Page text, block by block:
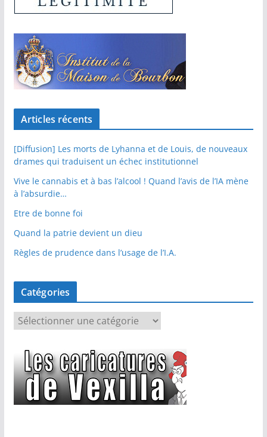
Articles récents
[Diffusion] Les morts de Lyhanna et de Louis, de nouveaux
drames qui traduisent un échec institutionnel
Vive le cannabis et à bas l’alcool ! Quand l’avis de l’IA mène
à l’absurdie…
Etre de bonne foi
Quand la patrie devient un dieu
Règles de prudence dans l’usage de l’I.A.
Catégories
a
é
g
o
r